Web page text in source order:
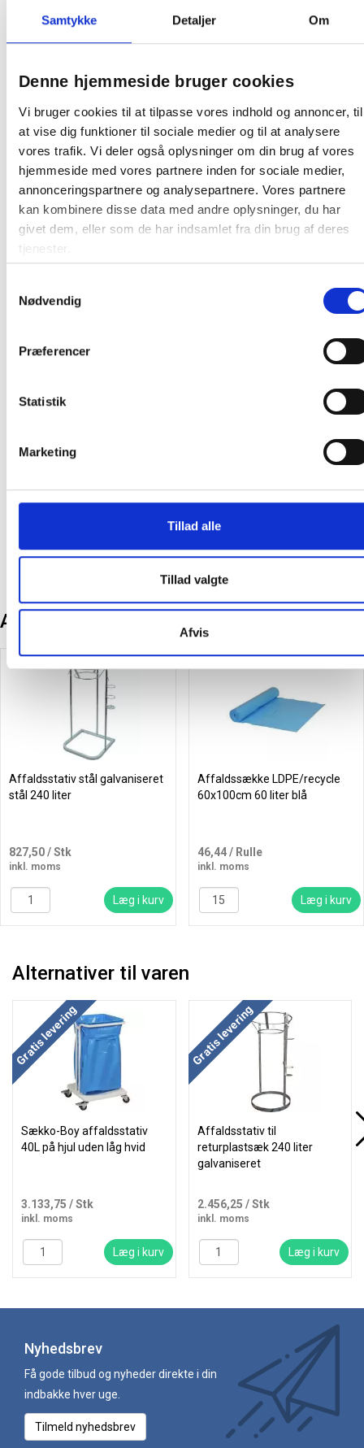
Samtykke Detaljer Om
Denne hjemmeside bruger cookies
Vi bruger cookies til at tilpasse vores indhold og annoncer, til
at vise dig funktioner til sociale medier og til at analysere
vores trafik. Vi deler også oplysninger om din brug af vores
hjemmeside med vores partnere inden for sociale medier,
annonceringspartnere og analysepartnere. Vores partnere
kan kombinere disse data med andre oplysninger, du har
givet dem, eller som de har indsamlet fra din brug af deres
tjenester.
Nødvendig
Præferencer
Statistik
Marketing
Tillad alle
Tillad valgte
Afvis
70x110cm 100 liter klar
Fra 30,19 / rulle
Læg i kurv
Andre kunder købte også
Køb mere og spar
Gratis levering
40 liter hvid
1.643,75/ Stk
Læg i kurv
3.147,50/ Stk
Læg i kurv
Andre kunder købte også
Affaldsstativ stål galvaniseret
stål 240 liter
827,50/ Stk
inkl. moms
Læg i kurv
Affaldssække LDPE/recycle
60x100cm 60 liter blå
46,44/ Rulle
inkl. moms
Læg i kurv
Alternativer til varen
Køb mere og spar
Gratis levering
Sækko-Boy affaldsstativ
40L på hjul uden låg hvid
3.133,75 / Stk
inkl. moms
Læg i kurv
Køb mere og spar
Gratis levering
Affaldsstativ til
returplastsæk 240 liter
galvaniseret
2.456,25 / Stk
inkl. moms
Læg i kurv
Nyhedsbrev
Få gode tilbud og nyheder direkte i din
indbakke hver uge.
Tilmeld nyhedsbrev